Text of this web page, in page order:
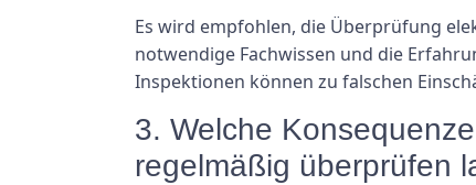
Es wird empfohlen, die Überprüfung
notwendige Fachwissen und die
Inspektionen können zu falschen
3. Welche
regelmäßig überprüfen